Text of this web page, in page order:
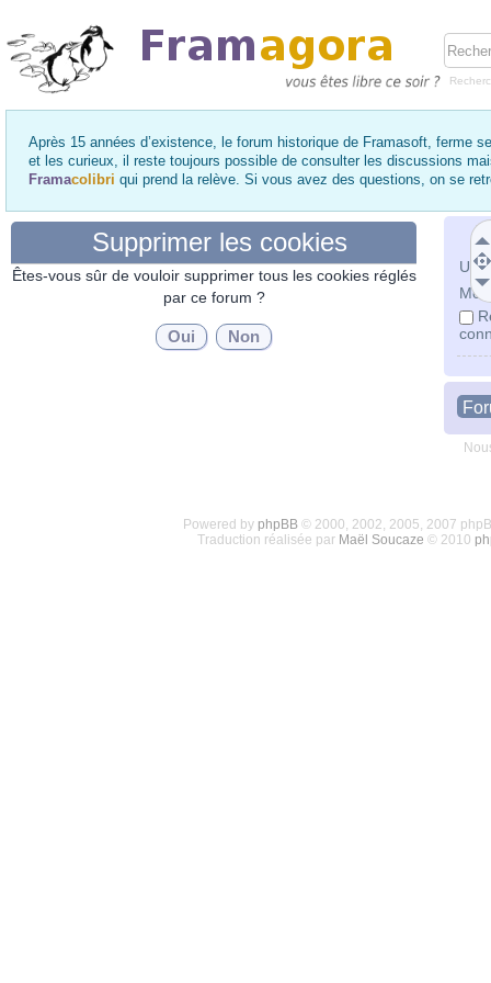
Après 15 années d’existence, le forum historique de Framasoft, ferme
et les curieux, il reste toujours possible de consulter les discussions
Framacolibri qui prend la relève. Si vous avez des questions, on se
Mot
Supprimer les cookies
Êtes-vous sûr de vouloir supprimer tous les cookies réglés
par ce forum ?
Powered by phpBB© 2000, 2002, 2005, 2007
Traduction réalisée par Maël Soucaze © 2010